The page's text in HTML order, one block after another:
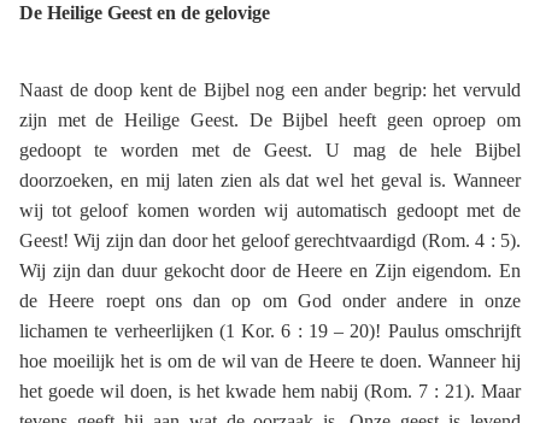
De Heilige Geest en de gelovige
Naast de doop kent de Bijbel nog een ander begrip: het vervuld
zijn met de Heilige Geest. De Bijbel heeft geen oproep om
gedoopt te worden met de Geest. U mag de hele Bijbel
doorzoeken, en mij laten zien als dat wel het geval is. Wanneer
wij tot geloof komen worden wij automatisch gedoopt met de
Geest! Wij zijn dan door het geloof gerechtvaardigd (Rom. 4 : 5).
Wij zijn dan duur gekocht door de Heere en Zijn eigendom. En
de Heere roept ons dan op om God onder andere in onze
lichamen te verheerlijken (1 Kor. 6 : 19 – 20)! Paulus omschrijft
hoe moeilijk het is om de wil van de Heere te doen. Wanneer hij
het goede wil doen, is het kwade hem nabij (Rom. 7 : 21). Maar